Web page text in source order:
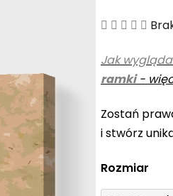
na
5
Jak
ramki-
Zostań
i stwórz
Rozmiar